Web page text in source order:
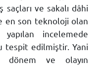
ve sakalı dâhi
en son teknoloji olan
incelemede
tespit edilmiştir. Yani
dönem ve olayın